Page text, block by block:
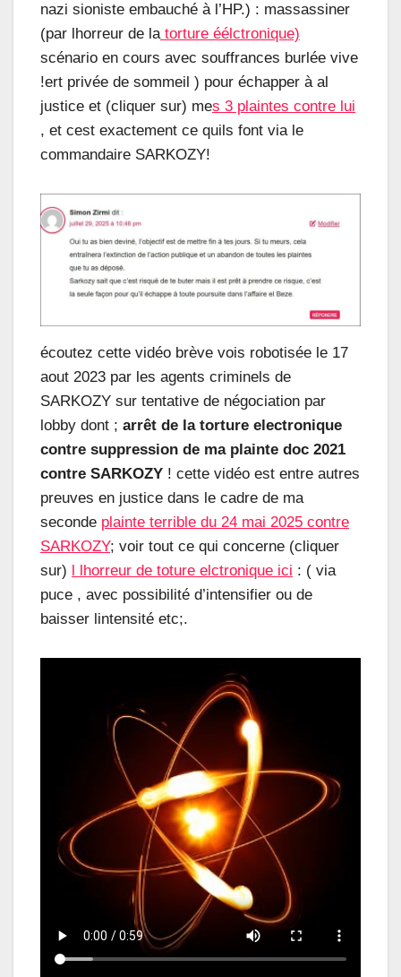
nazi sioniste embauché à l’HP.) : massassiner
(par lhorreur de latorture éélctronique)
scénario en cours avec souffrances burlée vive
!ert privée de sommeil ) pour échapper à al
justice et (cliquer sur) mes 3 plaintes contre lui
, et cest exactement ce quils font via le
commandaire SARKOZY!
écoutez cette vidéo brève vois robotisée le 17
aout 2023 par les agents criminels de
SARKOZY sur tentative de négociation par
lobby dont ; arrêt de la torture electronique
contre suppression de ma plainte doc 2021
contre SARKOZY ! cette vidéo est entre autres
preuves en justice dans le cadre de ma
seconde plainte terrible du 24 mai 2025 contre
SARKOZY; voir tout ce qui concerne (cliquer
sur)
l lhorreur de toture elctronique ici : ( via
puce , avec possibilité d’intensifier ou de
baisser lintensité etc;.